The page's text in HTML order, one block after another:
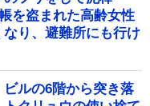
を盗まれた高齢女性
り、避難所にも行け
ビルの6階から突き落